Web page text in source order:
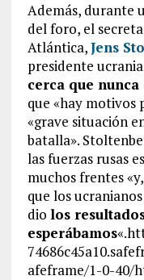
Además, durante
del foro, el
Atlántica,Jens
presidente
cerca que
que «hay motivos
«grave situación
batalla».
las fuerzas rusas
muchos frentes
que los
dio los
esperábamos
afeframe/1-0-40/